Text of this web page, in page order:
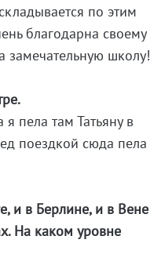
по этим
благодарна своему
замечательную школу!
пела там Татьяну в
поездкой сюда пела
и в Берлине, и в Вене
На каком уровне